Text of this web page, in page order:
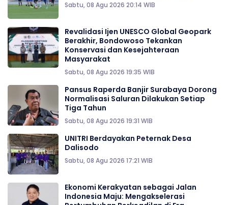
Sabtu, 08 Agu 2026 20:14 WIB
Revalidasi Ijen UNESCO Global Geopark
Berakhir, Bondowoso Tekankan
Konservasi dan Kesejahteraan
Masyarakat
Sabtu, 08 Agu 2026 19:35 WIB
Pansus Raperda Banjir Surabaya Dorong
Normalisasi Saluran Dilakukan Setiap
Tiga Tahun
Sabtu, 08 Agu 2026 19:31 WIB
UNITRI Berdayakan Peternak Desa
Dalisodo
Sabtu, 08 Agu 2026 17:21 WIB
Ekonomi Kerakyatan sebagai Jalan
Indonesia Maju: Mengakselerasi